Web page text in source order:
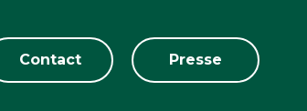
Contact Presse